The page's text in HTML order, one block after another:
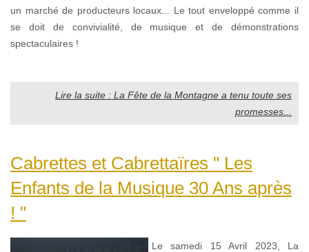
un marché de producteurs locaux... Le tout enveloppé comme il
se doit de convivialité, de musique et de démonstrations
spectaculaires !
Lire la suite : La Fête de la Montagne a tenu toute ses
promesses...
Cabrettes et Cabrettaïres " Les
Enfants de la Musique 30 Ans après
! "
Le samedi 15 Avril 2023, La